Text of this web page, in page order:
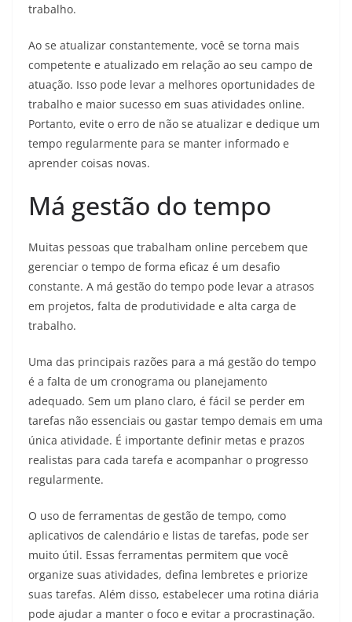
trabalho.
Ao se atualizar constantemente, você se torna mais
competente e atualizado em relação ao seu campo de
atuação. Isso pode levar a melhores oportunidades de
trabalho e maior sucesso em suas atividades online.
Portanto, evite o erro de não se atualizar e dedique um
tempo regularmente para se manter informado e
aprender coisas novas.
Má gestão do tempo
Muitas pessoas que trabalham online percebem que
gerenciar o tempo de forma eficaz é um desafio
constante. A má gestão do tempo pode levar a atrasos
em projetos, falta de produtividade e alta carga de
trabalho.
Uma das principais razões para a má gestão do tempo
é a falta de um cronograma ou planejamento
adequado. Sem um plano claro, é fácil se perder em
tarefas não essenciais ou gastar tempo demais em uma
única atividade. É importante definir metas e prazos
realistas para cada tarefa e acompanhar o progresso
regularmente.
O uso de ferramentas de gestão de tempo, como
aplicativos de calendário e listas de tarefas, pode ser
muito útil. Essas ferramentas permitem que você
organize suas atividades, defina lembretes e priorize
suas tarefas. Além disso, estabelecer uma rotina diária
pode ajudar a manter o foco e evitar a procrastinação.